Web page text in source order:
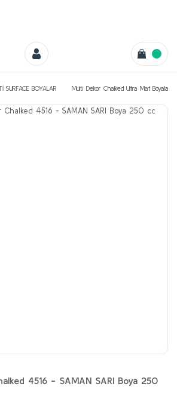
SURFACE BOYALAR Multi Dekor Chalked Ultra Mat Boyaları
4516 - SAMAN SARI Boya 250